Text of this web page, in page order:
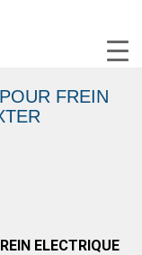
FREIN
ELECTRIQUE